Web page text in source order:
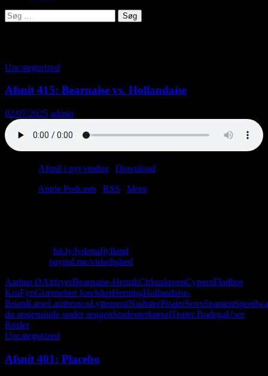
Søg
efter:
Uncategorized
Afsnit 415: Bearnaise vs. Hollandaise
02/07/2025 admin
Afspil i nyt vindue Download
Apple Podcasts RSS
More
bit.ly/lydenafjylland
paypal.me/virkelighed
Aarhus ØAirfryerBearnaise-HenrikCirkuskroenCypernFladbro
KroFynGrænseløst forelsketHerningHollandaise-
BrianKarseLambruscoLytterpostNudisterPiraterSovsSpanien
du nogensinde under sengenStudenterkørselTeater BodegaUwe
Rösler
Uncategorized
Afsnit 401: Placebo